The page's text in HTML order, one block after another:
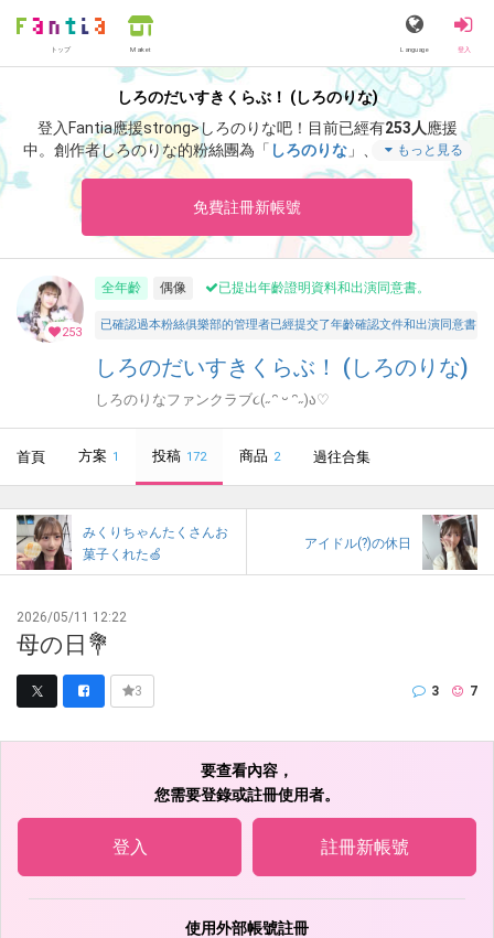
トップ Market Language 登入
しろのだいすきくらぶ！ (しろのりな)
登入Fantia應援strong>しろのりな吧！ 目前已經有253人 應援
中。 創作者しろのりな的粉絲團為「 しろのりな 」、當中含有「あ
りがとう！🎀」等非常獨特的內容滿足您的視覺感官享受。
もっと見る
免費註冊新帳號
253
全年齡 偶像 已提出年齡證明資料和出演同意書。
已確認過本粉絲俱樂部的管理者已經提交了年齡確認文件和出演同意
しろのだいすきくらぶ！ (しろのりな)
しろのりなファンクラブ૮(˶ᵔ ᵕ ᵔ˶)ა♡
首頁 方案 1 投稿 172 商品 2 過往合集
みくりちゃんたくさんお
菓子くれた🍏
アイドル(?)の休日
2026/05/11 12:22
母の日💐
3 3 7
要查看內容，
您需要登錄或註冊使用者。
登入 註冊新帳號
使用外部帳號註冊